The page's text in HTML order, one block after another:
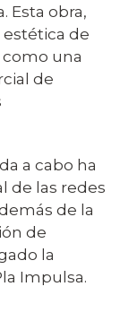
Esta obra,
estética de
una
de
a cabo ha
de las redes
de la
de
la
Impulsa.